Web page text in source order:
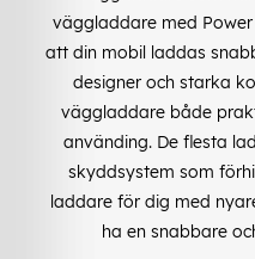
väggladdare med
att din mobil laddas
designer och starka
väggladdare både
använding. De flesta
skyddsystem som
laddare för dig med
ha en snabbare